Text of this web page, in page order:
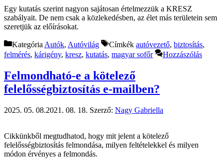
Egy kutatás szerint nagyon sajátosan értelmezzük a KRESZ
szabályait. De nem csak a közlekedésben, az élet más területein sem
szeretjük az előírásokat.
Kategória Autók, Autóvilág Címkék autóvezető, biztosítás,
felmérés, kárigény, kresz, kutatás, magyar sofőr Hozzászólás
Felmondható-e a kötelező
felelősségbiztosítás e-mailben?
2025. 05. 08.2021. 08. 18. Szerző: Nagy Gabriella
Cikkünkből megtudhatod, hogy mit jelent a kötelező
felelősségbiztosítás felmondása, milyen feltételekkel és milyen
módon érvényes a felmondás.